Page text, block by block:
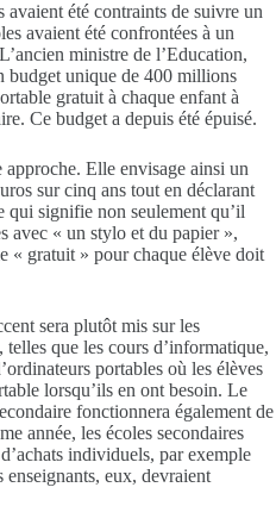
avaient été contraints de suivre un
avaient été confrontées à un
ministre de l’Education,
unique de 400 millions
gratuit à chaque enfant à
Ce budget a depuis été épuisé.
Elle envisage ainsi un
sur cinq ans tout en déclarant
qui signifie non seulement qu’il
avec « un stylo et du papier »,
« gratuit » pour chaque élève doit
sera plutôt mis sur les
que les cours d’informatique,
portables où les élèves
lorsqu’ils en ont besoin. Le
fonctionnera également de
année, les écoles secondaires
individuels, par exemple
enseignants, eux, devraient